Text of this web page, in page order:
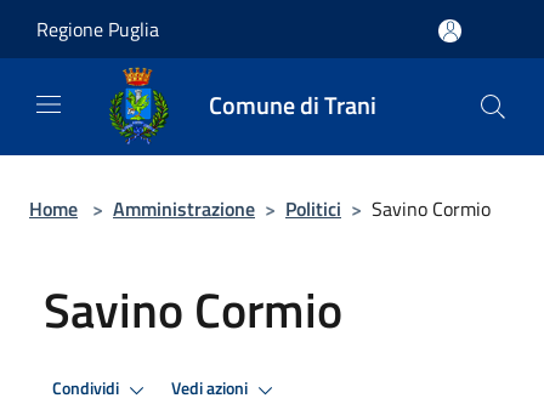
Regione Puglia
Comune di Trani
Home > Amministrazione > Politici > Savino Cormio
Savino Cormio
Condividi Vedi azioni